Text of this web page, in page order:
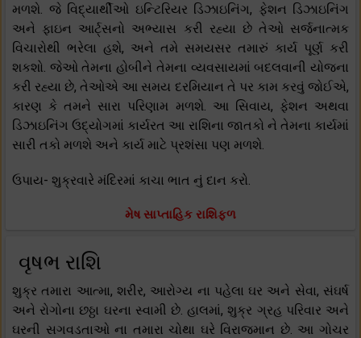
મળશે. જે વિદ્યાર્થીઓ ઇન્ટિરિયર ડિઝાઇનિંગ, ફેશન ડિઝાઇનિંગ
અને ફાઇન આર્ટ્સનો અભ્યાસ કરી રહ્યા છે તેઓ સર્જનાત્મક
વિચારોથી ભરેલા હશે, અને તમે સમયસર તમારું કાર્ય પૂર્ણ કરી
શકશો. જેઓ તેમના હોબીને તેમના વ્યવસાયમાં બદલવાની યોજના
કરી રહ્યા છે, તેઓએ આ સમય દરમિયાન તે પર કામ કરવું જોઈએ,
કારણ કે તમને સારા પરિણામ મળશે. આ સિવાય, ફેશન અથવા
ડિઝાઇનિંગ ઉદ્યોગમાં કાર્યરત આ રાશિના જાતકો ને તેમના કાર્યમાં
સારી તકો મળશે અને કાર્ય માટે પ્રશંસા પણ મળશે.
ઉપાય- શુક્રવારે મંદિરમાં કાચા ભાત નું દાન કરો.
મેષ સાપ્તાહિક રાશિફળ
વૃષભ રાશિ
શુક્ર તમારા આત્મા, શરીર, આરોગ્ય ના પહેલા ઘર અને સેવા, સંઘર્ષ
અને રોગોના છઠ્ઠા ઘરના સ્વામી છે. હાલમાં, શુક્ર ગ્રહ પરિવાર અને
ઘરની સગવડતાઓ ના તમારા ચોથા ઘરે વિરાજમાન છે. આ ગોચર